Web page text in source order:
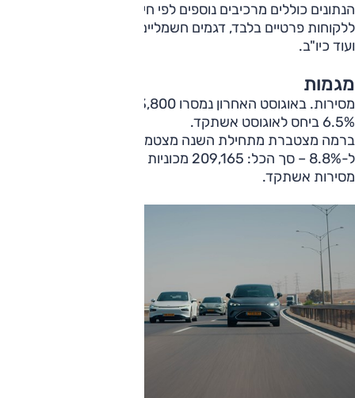
הנתונים כוללים מרכיבים נוספים לפי חיתוך שונה כגון: מסירות
ללקוחות פרטיים בלבד, דגמים חשמליים שמקורם בסין לשוק זה
ועוד כיו"ב.
מגמות
6.5% ביחס לאוגוסט אשתקד.
ברמה מצטברת מתחילת השנה מצטמצמת הירידה במכירות
מסירות אשתקד.